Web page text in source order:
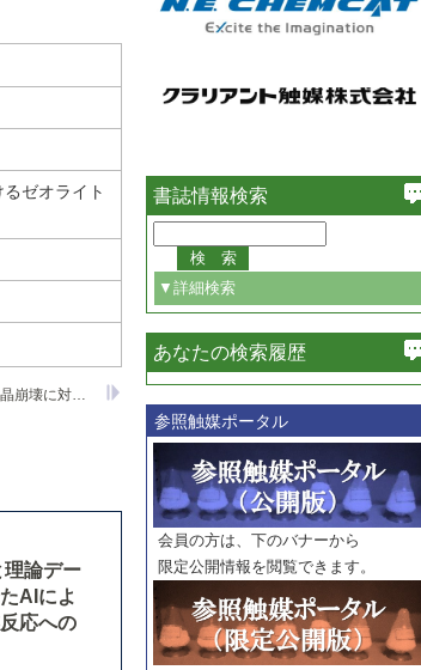
ゼオライト
バナジウムによるゼオライト結晶崩壊に対する金属酸化物添加効果―耐バナジウム性を有する接触分解触媒の検討
論デー
AIによ
応への
書誌情報検索
▼詳細検索
必ず含む
巻・号指定
巻
号
範囲指定
巻
号～
巻
号
触媒年鑑
年度
記事種別
マーク：
マークあり
あなたの検索履歴
参照触媒ポータル
会員の方は、下のバナーから
限定公開情報を閲覧できます。